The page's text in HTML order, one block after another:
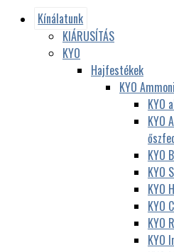
Kínálatunk
KIÁRUSÍTÁS
KYO
Hajfestékek
KYO
KYO
KYO
KYO
KYO
KYO
KYO
KYO
KYO